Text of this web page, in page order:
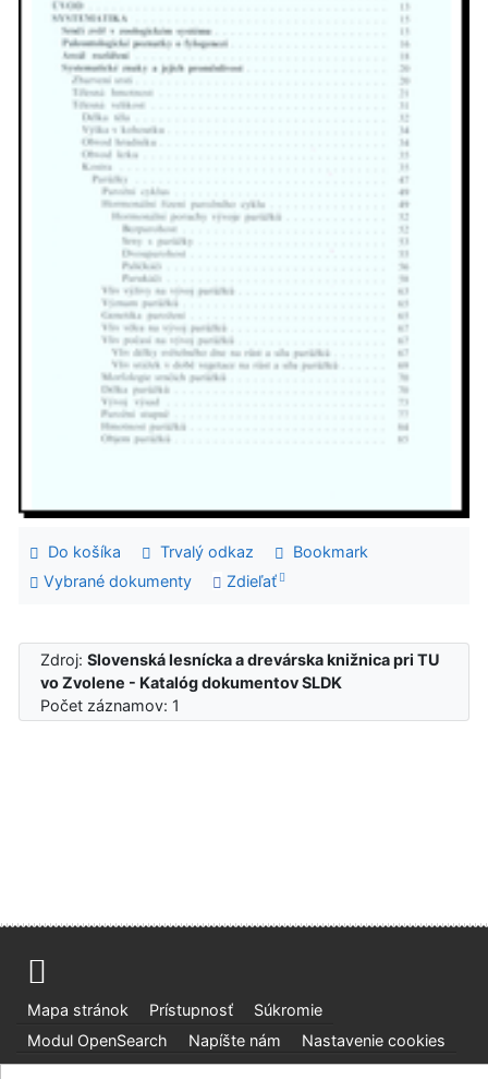
Do košíka Trvalý odkaz
Bookmark
Vybrané dokumenty
Zdieľať
Zdroj:Slovenská lesnícka a drevárska knižnica pri TU
vo Zvolene - Katalóg dokumentov SLDK
Počet záznamov: 1
Mapa stránok Prístupnosť
Súkromie
Modul OpenSearch
Napíšte nám Nastavenie cookies